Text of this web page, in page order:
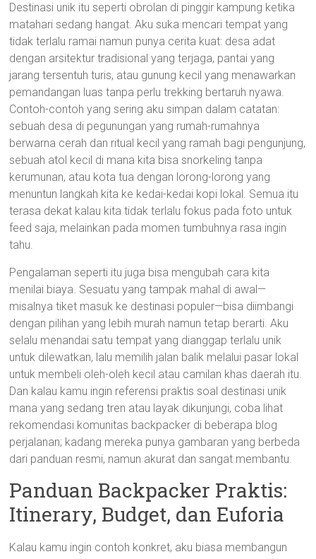
Destinasi unik itu seperti obrolan di pinggir kampung ketika
matahari sedang hangat. Aku suka mencari tempat yang
tidak terlalu ramai namun punya cerita kuat: desa adat
dengan arsitektur tradisional yang terjaga, pantai yang
jarang tersentuh turis, atau gunung kecil yang menawarkan
pemandangan luas tanpa perlu trekking bertaruh nyawa.
Contoh-contoh yang sering aku simpan dalam catatan:
sebuah desa di pegunungan yang rumah-rumahnya
berwarna cerah dan ritual kecil yang ramah bagi pengunjung,
sebuah atol kecil di mana kita bisa snorkeling tanpa
kerumunan, atau kota tua dengan lorong-lorong yang
menuntun langkah kita ke kedai-kedai kopi lokal. Semua itu
terasa dekat kalau kita tidak terlalu fokus pada foto untuk
feed saja, melainkan pada momen tumbuhnya rasa ingin
tahu.
Pengalaman seperti itu juga bisa mengubah cara kita
menilai biaya. Sesuatu yang tampak mahal di awal—
misalnya tiket masuk ke destinasi populer—bisa diimbangi
dengan pilihan yang lebih murah namun tetap berarti. Aku
selalu menandai satu tempat yang dianggap terlalu unik
untuk dilewatkan, lalu memilih jalan balik melalui pasar lokal
untuk membeli oleh-oleh kecil atau camilan khas daerah itu.
Dan kalau kamu ingin referensi praktis soal destinasi unik
mana yang sedang tren atau layak dikunjungi, coba lihat
rekomendasi komunitas backpacker di beberapa blog
perjalanan; kadang mereka punya gambaran yang berbeda
dari panduan resmi, namun akurat dan sangat membantu.
Panduan Backpacker Praktis:
Itinerary, Budget, dan Euforia
Kalau kamu ingin contoh konkret, aku biasa membangun